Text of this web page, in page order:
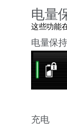
电量
这些功能
电量保持
充电